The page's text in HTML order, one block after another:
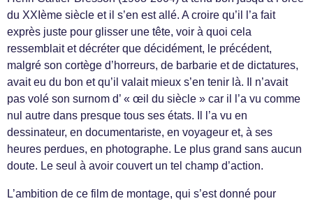
du XXIème siècle et il s’en est allé. A croire qu’il l’a fait
exprès juste pour glisser une tête, voir à quoi cela
ressemblait et décréter que décidément, le précédent,
malgré son cortège d’horreurs, de barbarie et de dictatures,
avait eu du bon et qu’il valait mieux s’en tenir là. Il n’avait
pas volé son surnom d’ « œil du siècle » car il l’a vu comme
nul autre dans presque tous ses états. Il l’a vu en
dessinateur, en documentariste, en voyageur et, à ses
heures perdues, en photographe. Le plus grand sans aucun
doute. Le seul à avoir couvert un tel champ d’action.
L’ambition de ce film de montage, qui s’est donné pour